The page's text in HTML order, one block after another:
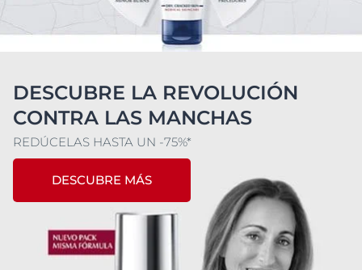
DESCUBRE LA REVOLUCIÓN
CONTRA LAS MANCHAS
REDÚCELAS HASTA UN -75%*
DESCUBRE MÁS